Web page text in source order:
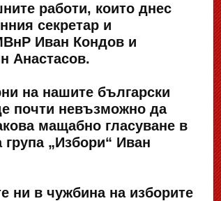
работи, които днес
секретар и
Иван Кондов и
Анастасов.
на нашите български
почти невъзможно да
мащабно гласуване в
„Избори“ Иван
ни в чужбина на изборите